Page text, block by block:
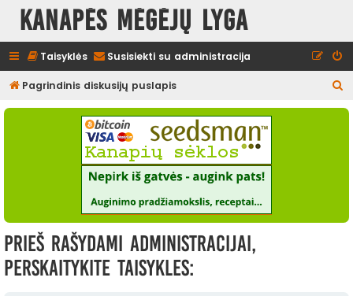
Kanapės mėgėjų lyga
Taisyklės Susisiekti su administracija
Pagrindinis diskusijų puslapis
e
Prieš rašydami administracijai,
perskaitykite taisykles: